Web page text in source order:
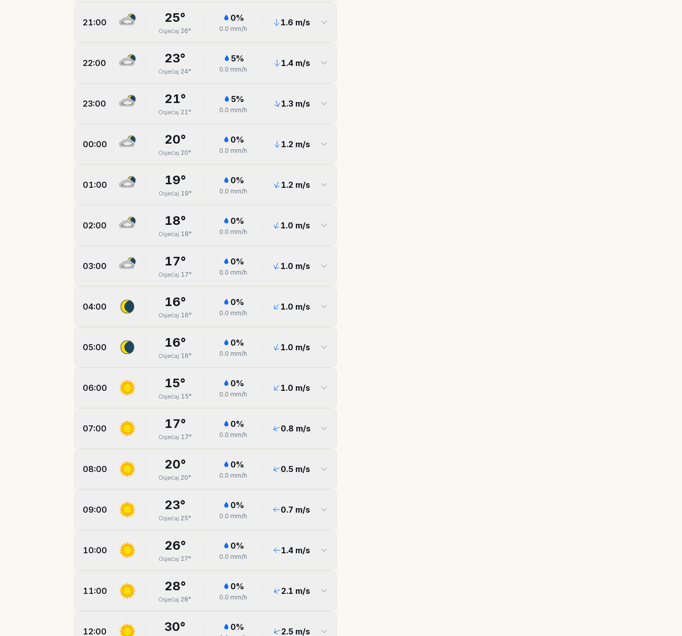
21:00 25°
Osjećaj 26°
0%
0.0 mm/h
1.6 m/s
22:00 23°
Osjećaj 24°
5%
0.0 mm/h
1.4m/s
23:00 21°
Osjećaj 21°
5%
0.0 mm/h
1.3m/s
00:00 20°
Osjećaj 20°
0%
0.0 mm/h
1.2 m/s
01:00 19°
Osjećaj 19°
0%
0.0 mm/h
1.2 m/s
02:00 18°
Osjećaj 18°
0%
0.0 mm/h
1.0 m/s
03:00 17°
Osjećaj 17°
0%
0.0 mm/h
1.0 m/s
04:00 16°
Osjećaj 16°
0%
0.0 mm/h
1.0 m/s
05:00 16°
Osjećaj 16°
0%
0.0 mm/h
1.0 m/s
06:00 15°
Osjećaj 15°
0%
0.0 mm/h
1.0 m/s
07:00 17°
Osjećaj 17°
0%
0.0 mm/h
0.8 m/s
08:00 20°
Osjećaj 20°
0%
0.0 mm/h
0.5 m/s
09:00 23°
Osjećaj 25°
0%
0.0 mm/h
0.7 m/s
10:00 26°
Osjećaj 27°
0%
0.0 mm/h
1.4m/s
11:00 28°
Osjećaj 28°
0%
0.0 mm/h
2.1 m/s
12:00 30° 0% 2.5m/s